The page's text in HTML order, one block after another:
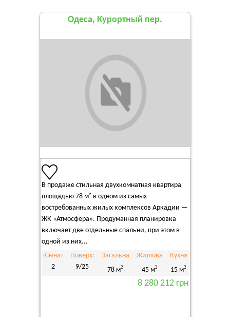
Одеса, Курортный пер.
В продаже стильная двухкомнатная квартира
площадью 78 м² в одном из самых
востребованных жилых комплексов Аркадии —
ЖК «Атмосфера». Продуманная планировка
включает две отдельные спальни, при этом в
одной из них...
Кімнат
2
Поверх:
9/25
Загальна
78 м2
Житлова
45 м2
Кухня
15 м2
8 280 212 грн